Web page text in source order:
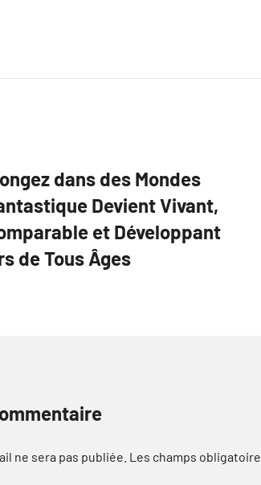
dans des Mondes
Devient Vivant,
et Développant
de Tous Âges
ne sera pas publiée. Les champs